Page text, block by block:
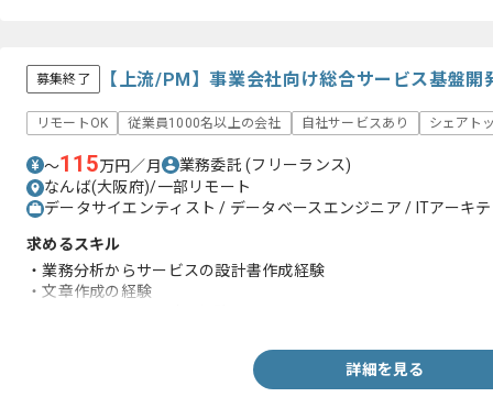
募集終了 【上流/PM】事業会社向け総合サービス基盤
リモートOK 従業員1000名以上の会社 自社サービスあり シェアト
〜115万円／月 業務委託(フリーランス)
なんば(大阪府)/一部リモート
データサイエンティスト / データベースエンジニア / ITアーキ
求めるスキル
・業務分析からサービスの設計書作成経験
・文章作成の経験
詳細を見る